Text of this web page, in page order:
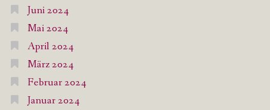
Juni 2024
Mai 2024
April 2024
März 2024
Februar 2024
Januar 2024